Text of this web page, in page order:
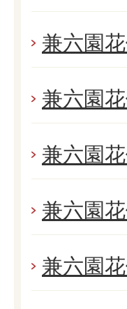
兼六園
兼六園
兼六園
兼六園
兼六園